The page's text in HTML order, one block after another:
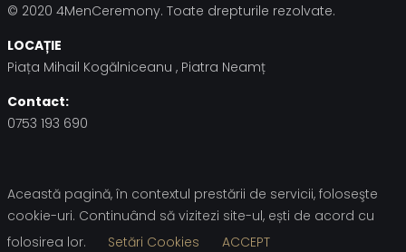
© 2020 4MenCeremony. Toate drepturile rezolvate.
LOCAȚIE
Piața Mihail Kogălniceanu , Piatra Neamț
Contact:
0753 193 690
Această pagină, în contextul prestării de servicii, foloseşte
cookie-uri. Continuând să vizitezi site-ul, ești de acord cu
folosirea lor.
Setări Cookies ACCEPT